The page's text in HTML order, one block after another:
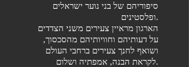
סיפוריהם של בני נוער ישראלים
ופלסטינים.
הארגון מראיין צעירים משני הצדדים
על דעותיהם וחוויותיהם מהסכסוך,
ושואף לחנך צעירים ברחבי העולם
לקראת הבנה, אמפתיה ושלום.